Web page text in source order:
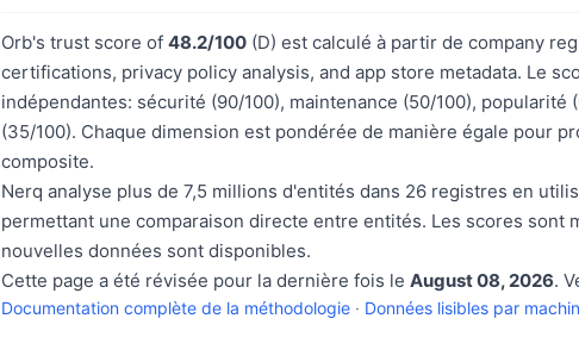
Orb's trust score of 48.2/100 (D) est calculé à partir de company
certifications, privacy policy analysis, and app store metadata. Le
indépendantes: sécurité (90/100), maintenance (50/100), popularité
(35/100). Chaque dimension est pondérée de manière égale pour
composite.
Nerq analyse plus de 7,5 millions d'entités dans 26 registres en
permettant une comparaison directe entre entités. Les scores sont
nouvelles données sont disponibles.
Cette page a été révisée pour la dernière fois le August 08, 2026.
Documentation complète de la méthodologie · Données lisibles par